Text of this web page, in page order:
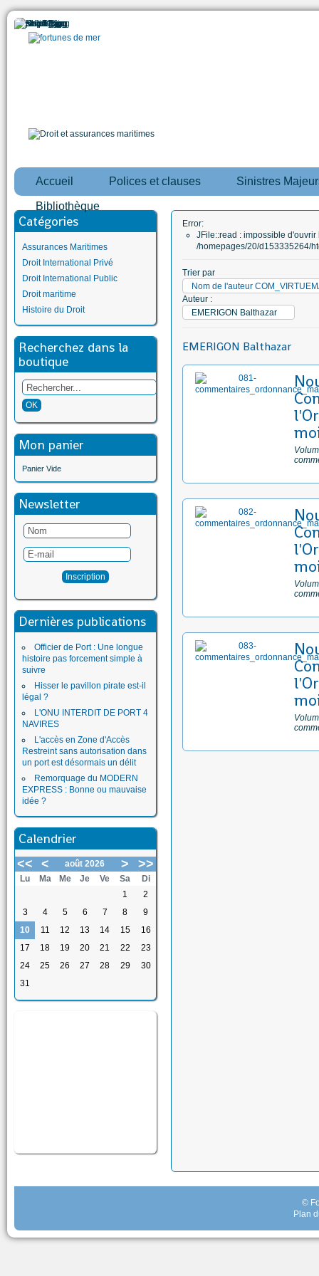
Accueil Polices et clauses Sinistres
Bibliothèque
Catégories
Assurances Maritimes
Droit International Privé
Droit International Public
Droit maritime
Histoire du Droit
Recherchez dans la
boutique
Mon panier
Panier Vide
Newsletter
Dernières publications
Officier de Port : Une longue
histoire pas forcement simple à
suivre
Hisser le pavillon pirate est-il
légal ?
L'ONU INTERDIT DE PORT 4
NAVIRES
L'accès en Zone d'Accès
Restreint sans autorisation dans
un port est désormais un délit
Remorquage du MODERN
EXPRESS : Bonne ou mauvaise
idée ?
Calendrier
<< < août 2026 > >>
Lu Ma Me Je Ve Sa
Di
1
2
3
4 5 6 7 8
9
10
11 12 13 14 15
16
17
18 19 20 21 22
23
24
25 26 27 28 29
30
31
Error:
JFile::read : impossible d'ouvrir
/homepages/20/d153335264/
Trier par
Nom de l'auteur
Auteur :
EMERIGON Balthazar
EMERIGON Balthazar
©
Plan